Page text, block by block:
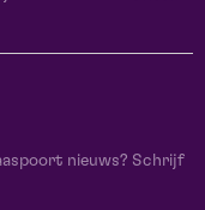
nieuws? Schrijf